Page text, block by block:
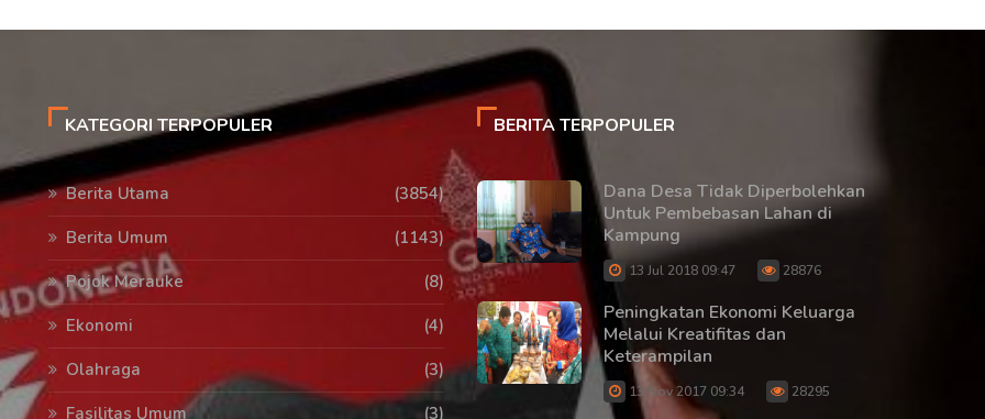
KATEGORI TERPOPULER
Berita Utama
(3854)
Berita Umum
(1143)
Pojok Merauke
(8)
Ekonomi
(4)
Olahraga
(3)
Fasilitas Umum
(3)
BERITA TERPOPULER
Dana Desa Tidak Diperbolehkan
Untuk Pembebasan Lahan di
Kampung
13 Jul 2018 09:47 28876
Peningkatan Ekonomi Keluarga
Melalui Kreatifitas dan
Keterampilan
13 Nov 2017 09:34 28295